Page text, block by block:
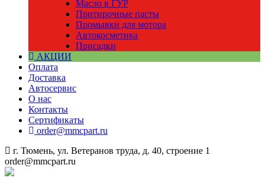
Масло в ГУР
Притирочные пасты
Промывки для мотора
Автокосметика
Присадки
АКЦИИ
Оплата
Доставка
Автосервис
О нас
Контакты
Сертификаты
order@mmcpart.ru
г. Тюмень, ул. Ветеранов труда, д. 40, строение 1
order@mmcpart.ru